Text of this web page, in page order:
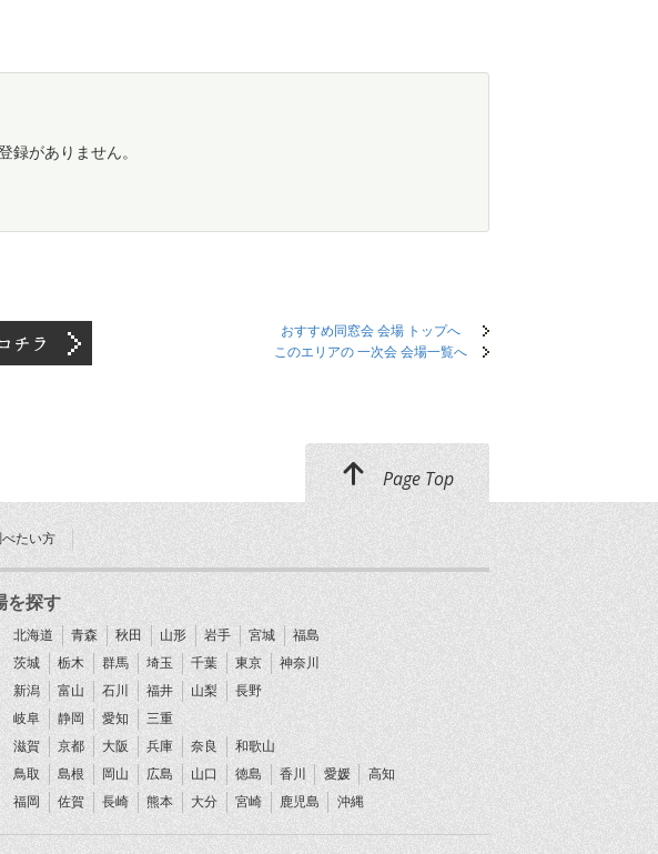
録がありません。
おすすめ同窓会 会場 トップへ
このエリアの 一次会 会場一覧へ
Page Top
たい方
を探す
北海道 青森 秋田 山形 岩手 宮城
福島
茨城 栃木 群馬 埼玉 千葉 東京
神奈川
新潟 富山 石川 福井 山梨
長野
岐阜 静岡 愛知
三重
滋賀 京都 大阪 兵庫 奈良
和歌山
鳥取 島根 岡山 広島 山口 徳島 香川 愛媛
高知
福岡 佐賀 長崎 熊本 大分 宮崎 鹿児島 沖縄